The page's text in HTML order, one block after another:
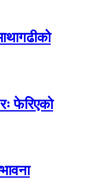
फेरिएको